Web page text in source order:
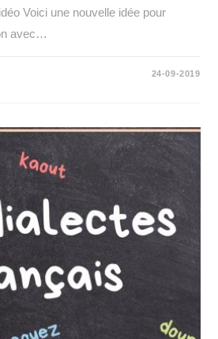
Voici une nouvelle idée pour
avec…
24-09-2019